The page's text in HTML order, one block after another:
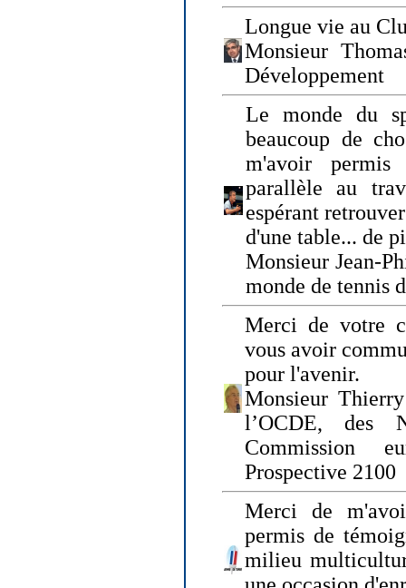
Longue vie au
Monsieur
Développement
Le monde du
beaucoup de
m'avoir
parallèle au
espérant
d'une table... de
Monsieur Jean-
monde de tennis
Merci de votre
vous avoir
pour l'avenir.
Monsieur
l’OCDE, des
Commission
Prospective 2100
Merci de
permis de
milieu